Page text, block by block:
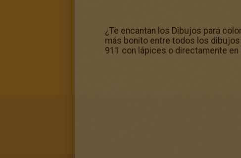
¿Te encantan los Dibujos para
más bonito entre todos los dibujos
911 con lápices o directamente en